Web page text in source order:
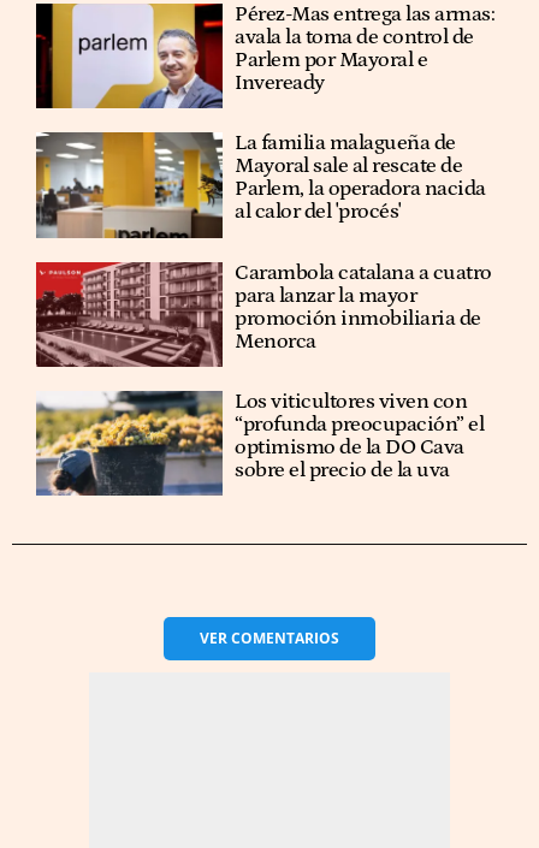
Pérez-Mas entrega las armas:
avala la toma de control de
Parlem por Mayoral e
Inveready
La familia malagueña de
Mayoral sale al rescate de
Parlem, la operadora nacida
al calor del 'procés'
Carambola catalana a cuatro
para lanzar la mayor
promoción inmobiliaria de
Menorca
Los viticultores viven con
“profunda preocupación” el
optimismo de la DO Cava
sobre el precio de la uva
VERCOMENTARIOS